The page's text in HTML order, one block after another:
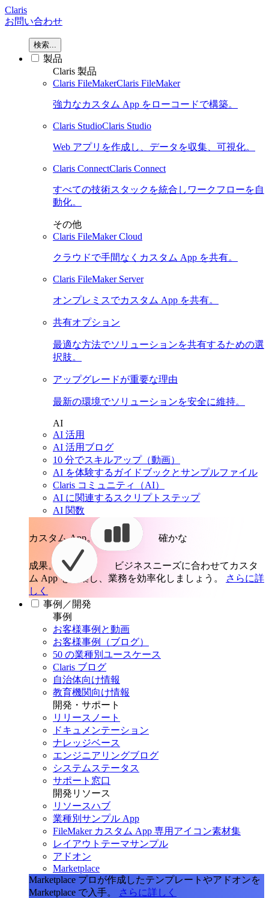
Claris
お問い合わせ
検索...
製品
Claris 製品
Claris FileMakerClaris FileMaker
強力なカスタム App をローコードで構築。
Claris StudioClaris Studio
Web アプリを作成し、データを収集、可視化。
Claris ConnectClaris Connect
すべての技術スタックを統合しワークフローを自
動化。
その他
Claris FileMaker Cloud
クラウドで手間なくカスタム App を共有。
Claris FileMaker Server
オンプレミスでカスタム App を共有。
共有オプション
最適な方法でソリューションを共有するための選
択肢。
アップグレードが重要な理由
最新の環境でソリューションを安全に維持。
AI
AI 活用
AI 活用ブログ
10 分でスキルアップ（動画）
AI を体験するガイドブックとサンプルファイル
Claris コミュニティ（AI）
AI に関連するスクリプトステップ
AI 関数
カスタム App。 確かな
成果。
ビジネスニーズに合わせてカスタ
ム App を構築し、業務を効率化しましょう。
さらに詳
しく
事例／開発
事例
お客様事例と動画
お客様事例（ブログ）
50 の業種別ユースケース
Claris ブログ
自治体向け情報
教育機関向け情報
開発・サポート
リリースノート
ドキュメンテーション
ナレッジベース
エンジニアリングブログ
システムステータス
サポート窓口
開発リソース
リソースハブ
業種別サンプル App
FileMaker カスタム App 専用アイコン素材集
レイアウトテーマサンプル
アドオン
Marketplace
Marketplace プロが作成したテンプレートやアドオンを
Marketplace で入手。
さらに詳しく